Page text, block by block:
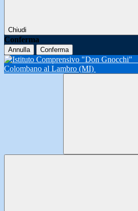
Chiudi
Conferma
Annulla Conferma
Colombano al Lambro (MI)